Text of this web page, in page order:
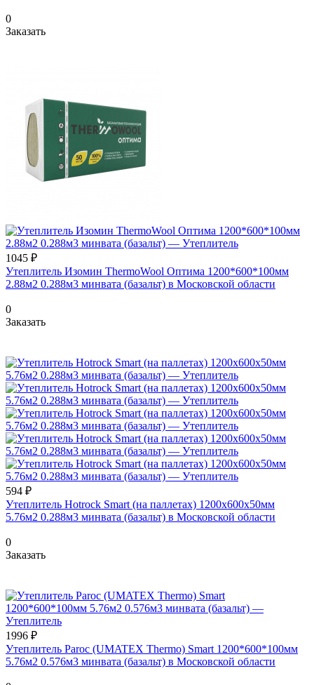
0
Заказать
1045 ₽
Утеплитель Изомин ThermoWool Оптима 1200*600*100мм
2.88м2 0.288м3 минвата (базальт) в Московской области
0
Заказать
594 ₽
Утеплитель Hotrock Smart (на паллетах) 1200х600х50мм
5.76м2 0.288м3 минвата (базальт) в Московской области
0
Заказать
1996 ₽
Утеплитель Paroc (UMATEX Thermo) Smart 1200*600*100мм
5.76м2 0.576м3 минвата (базальт) в Московской области